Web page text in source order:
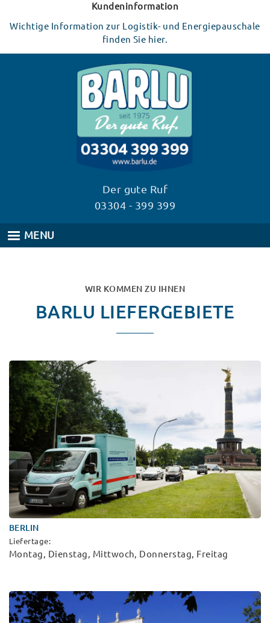
Inhalt
Kundeninformation
Wichtige Information zur Logistik- und Energiepauschale
finden Sie hier.
Der gute Ruf
03304 - 399 399
MENU
WIR KOMMEN ZU IHNEN
BARLU LIEFERGEBIETE
BERLIN
Liefertage:
Montag, Dienstag, Mittwoch, Donnerstag, Freitag